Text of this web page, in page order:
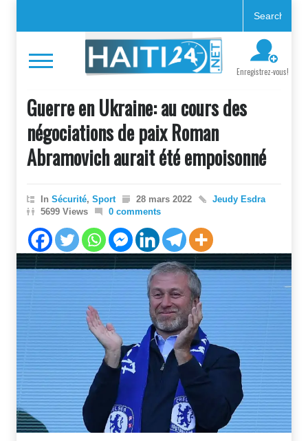
Enregistrez-vous!
Guerre en Ukraine: au cours des
négociations de paix Roman
Abramovich aurait été empoisonné
In Sécurité, Sport 28 mars 2022
Jeudy Esdra
5699 Views
0 comments